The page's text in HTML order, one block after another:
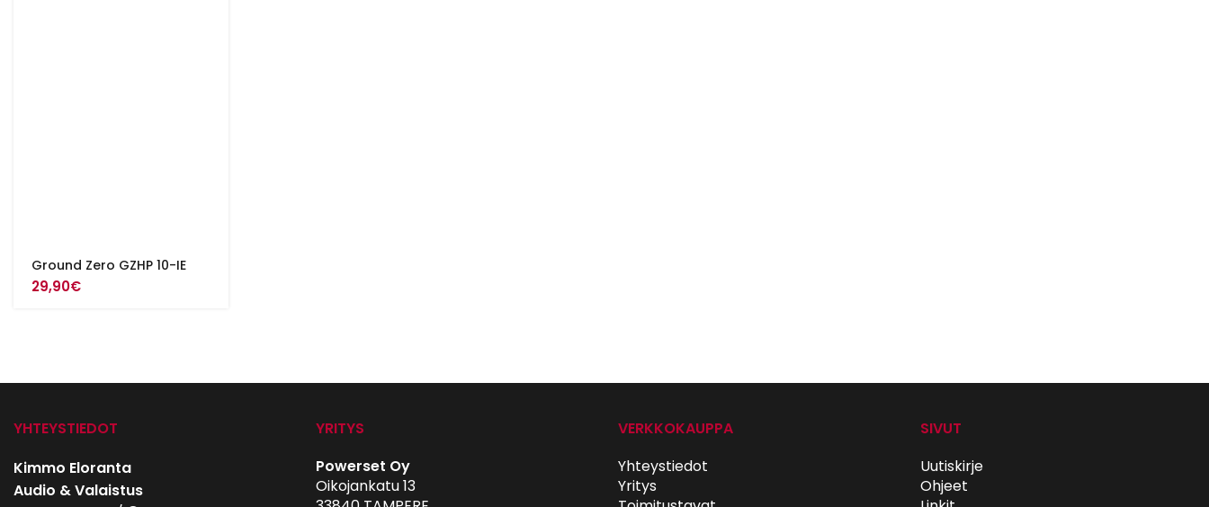
Ground Zero GZHP 10-IE
29,90€
YHTEYSTIEDOT
Kimmo Eloranta
Audio & Valaistus
YRITYS
Powerset Oy
Oikojankatu 13
VERKKOKAUPPA
Yhteystiedot
Yritys
SIVUT
Uutiskirje
Ohjeet